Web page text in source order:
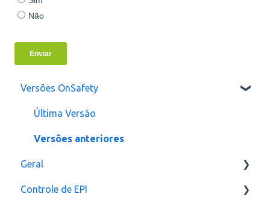
Versões OnSafety
Última Versão
Versões anteriores
Geral
Usuários
Controle de EPI